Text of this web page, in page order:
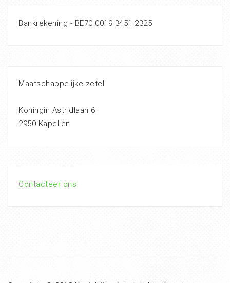
Bankrekening - BE70 0019 3451 2325
Maatschappelijke zetel
Koningin Astridlaan 6
2950 Kapellen
Contacteer ons